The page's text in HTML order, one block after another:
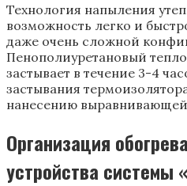
Технология напыления
возможность легко и
даже очень сложной
Пенополиуретановый
застывает в течение 3-4
застывания
нанесению
Организация
устройства системы